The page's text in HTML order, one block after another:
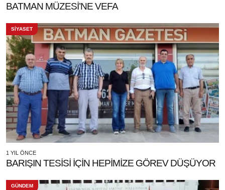
BATMAN MÜZESİ’NE VEFA
SİYASET
1 YIL ÖNCE
BARIŞIN TESİSİ İÇİN HEPİMİZE GÖREV DÜŞÜYOR
GÜNDEM